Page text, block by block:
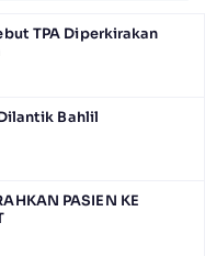
TPA Diperkirakan
Bahlil
PASIEN KE